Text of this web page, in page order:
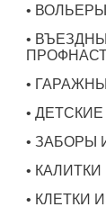
•
•
•
•
• ЗАБОРЫ
• КАЛИТКИ
• КЛЕТКИ